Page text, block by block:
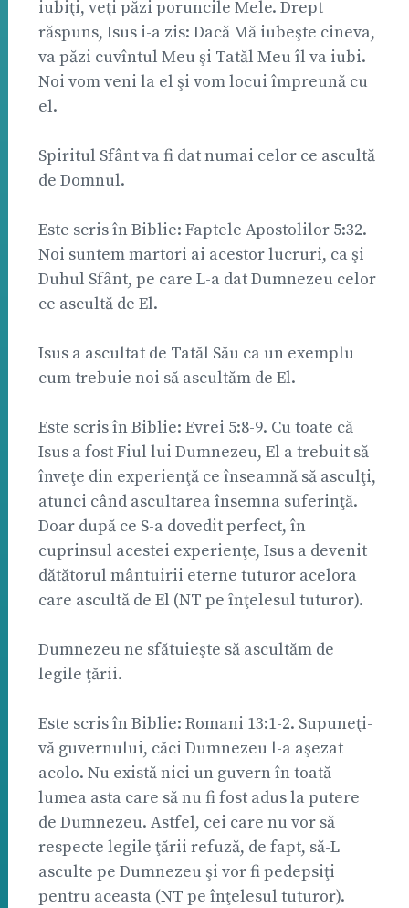
iubiţi, veţi păzi poruncile Mele. Drept
răspuns, Isus i-a zis: Dacă Mă iubeşte cineva,
va păzi cuvîntul Meu şi Tatăl Meu îl va iubi.
Noi vom veni la el şi vom locui împreună cu
el.
Spiritul Sfânt va fi dat numai celor ce ascultă
de Domnul.
Este scris în Biblie: Faptele Apostolilor 5:32.
Noi suntem martori ai acestor lucruri, ca şi
Duhul Sfânt, pe care L-a dat Dumnezeu celor
ce ascultă de El.
Isus a ascultat de Tatăl Său ca un exemplu
cum trebuie noi să ascultăm de El.
Este scris în Biblie: Evrei 5:8-9. Cu toate că
Isus a fost Fiul lui Dumnezeu, El a trebuit să
înveţe din experienţă ce înseamnă să asculţi,
atunci când ascultarea însemna suferinţă.
Doar după ce S-a dovedit perfect, în
cuprinsul acestei experienţe, Isus a devenit
dătătorul mântuirii eterne tuturor acelora
care ascultă de El (NT pe înţelesul tuturor).
Dumnezeu ne sfătuieşte să ascultăm de
legile ţării.
Este scris în Biblie: Romani 13:1-2. Supuneţi-
vă guvernului, căci Dumnezeu l-a aşezat
acolo. Nu există nici un guvern în toată
lumea asta care să nu fi fost adus la putere
de Dumnezeu. Astfel, cei care nu vor să
respecte legile ţării refuză, de fapt, să-L
asculte pe Dumnezeu şi vor fi pedepsiţi
pentru aceasta (NT pe înţelesul tuturor).